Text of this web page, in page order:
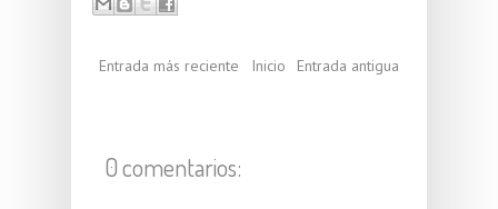
Entrada más reciente Entrada antigua
Inicio
0 comentarios: